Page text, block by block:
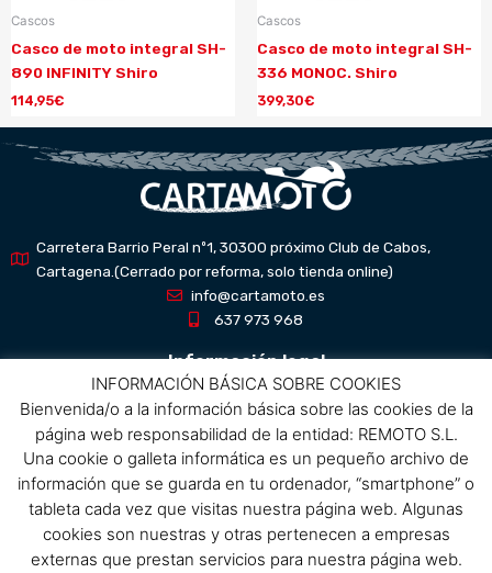
Cascos
Casco de moto integral SH-
890 INFINITY Shiro
114,95€
Cascos
Casco de moto integral SH-
336 MONOC. Shiro
399,30€
Carretera Barrio Peral nº1, 30300 próximo Club de Cabos,
Cartagena.(Cerrado por reforma, solo tienda online)
info@cartamoto.es
637 973 968
Información legal
Aviso Legal
Política de privacidad
Política de protección de datos
Política de cookies
Condiciones de compra
Menú
INFORMACIÓN BÁSICA SOBRE COOKIES
Bienvenida/o a la información básica sobre las cookies de la
página web responsabilidad de la entidad: REMOTO S.L.
Una cookie o galleta informática es un pequeño archivo de
información que se guarda en tu ordenador, “smartphone” o
tableta cada vez que visitas nuestra página web. Algunas
cookies son nuestras y otras pertenecen a empresas
externas que prestan servicios para nuestra página web.